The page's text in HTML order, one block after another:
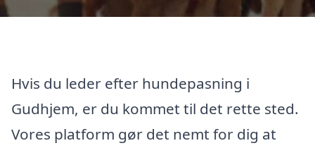
Hvis du leder efter hundepasning i
Gudhjem, er du kommet til det rette sted.
Vores platform gør det nemt for dig at